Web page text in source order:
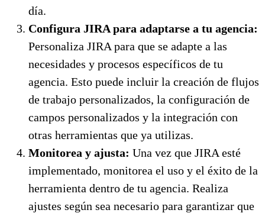
día.
Configura JIRA para adaptarse a tu agencia:
Personaliza JIRA para que se adapte a las
necesidades y procesos específicos de tu
agencia. Esto puede incluir la creación de flujos
de trabajo personalizados, la configuración de
campos personalizados y la integración con
otras herramientas que ya utilizas.
Monitorea y ajusta: Una vez que JIRA esté
implementado, monitorea el uso y el éxito de la
herramienta dentro de tu agencia. Realiza
ajustes según sea necesario para garantizar que